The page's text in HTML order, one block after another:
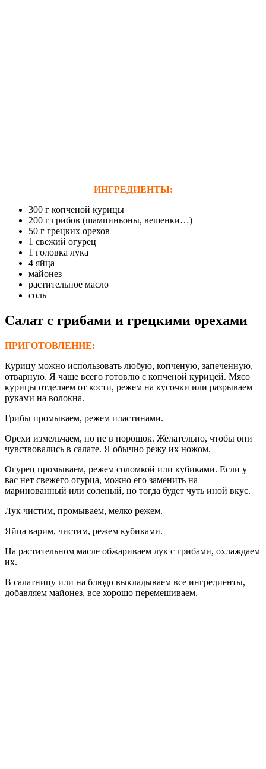
ИНГРЕДИЕНТЫ:
300 г копченой курицы
200 г грибов (шампиньоны, вешенки…)
50 г грецких орехов
1 свежий огурец
1 головка лука
4 яйца
майонез
растительное масло
соль
Салат с грибами и грецкими орехами
ПРИГОТОВЛЕНИЕ:
Курицу можно использовать любую, копченую, запеченную,
отварную. Я чаще всего готовлю с копченой курицей. Мясо
курицы отделяем от кости, режем на кусочки или разрываем
руками на волокна.
Грибы промываем, режем пластинами.
Орехи измельчаем, но не в порошок. Желательно, чтобы они
чувствовались в салате. Я обычно режу их ножом.
Огурец промываем, режем соломкой или кубиками. Если у
вас нет свежего огурца, можно его заменить на
маринованный или соленый, но тогда будет чуть иной вкус.
Лук чистим, промываем, мелко режем.
Яйца варим, чистим, режем кубиками.
На растительном масле обжариваем лук с грибами, охлаждаем
их.
В салатницу или на блюдо выкладываем все ингредиенты,
добавляем майонез, все хорошо перемешиваем.